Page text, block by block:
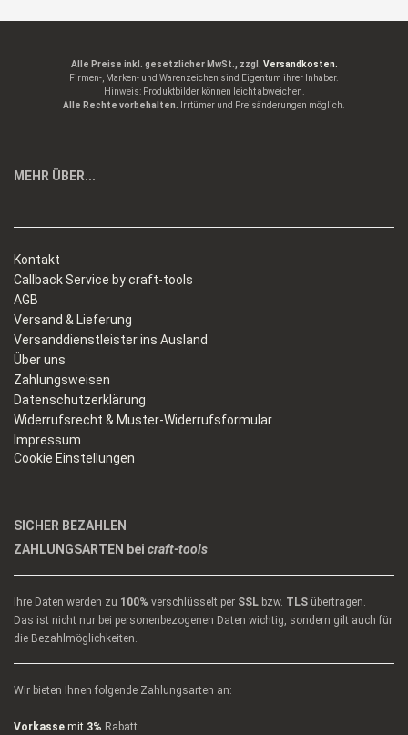
Alle Preise inkl. gesetzlicher MwSt., zzgl. Versandkosten.
Firmen-, Marken- und Warenzeichen sind Eigentum ihrer Inhaber.
Hinweis: Produktbilder können leicht abweichen.
Alle Rechte vorbehalten. Irrtümer und Preisänderungen möglich.
MEHR ÜBER...
Kontakt
Callback Service by craft-tools
AGB
Versand & Lieferung
Versanddienstleister ins Ausland
Über uns
Zahlungsweisen
Datenschutzerklärung
Widerrufsrecht & Muster-Widerrufsformular
Impressum
Cookie Einstellungen
SICHER BEZAHLEN
ZAHLUNGSARTEN bei craft-tools
Ihre Daten werden zu 100% verschlüsselt per SSL bzw. TLS übertragen.
Das ist nicht nur bei personenbezogenen Daten wichtig, sondern gilt auch für
die Bezahlmöglichkeiten.
Wir bieten Ihnen folgende Zahlungsarten an:
Vorkasse mit 3% Rabatt